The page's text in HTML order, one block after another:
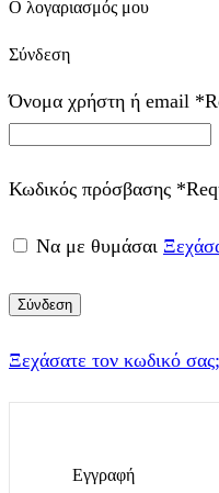
Ο λογαριασμός μου
Σύνδεση
Όνομα χρήστη ή email *
Κωδικός πρόσβασης *
Να με θυμάσαι
Σύνδεση
Ξεχάσατε τον κωδικό σας;
Εγγραφή